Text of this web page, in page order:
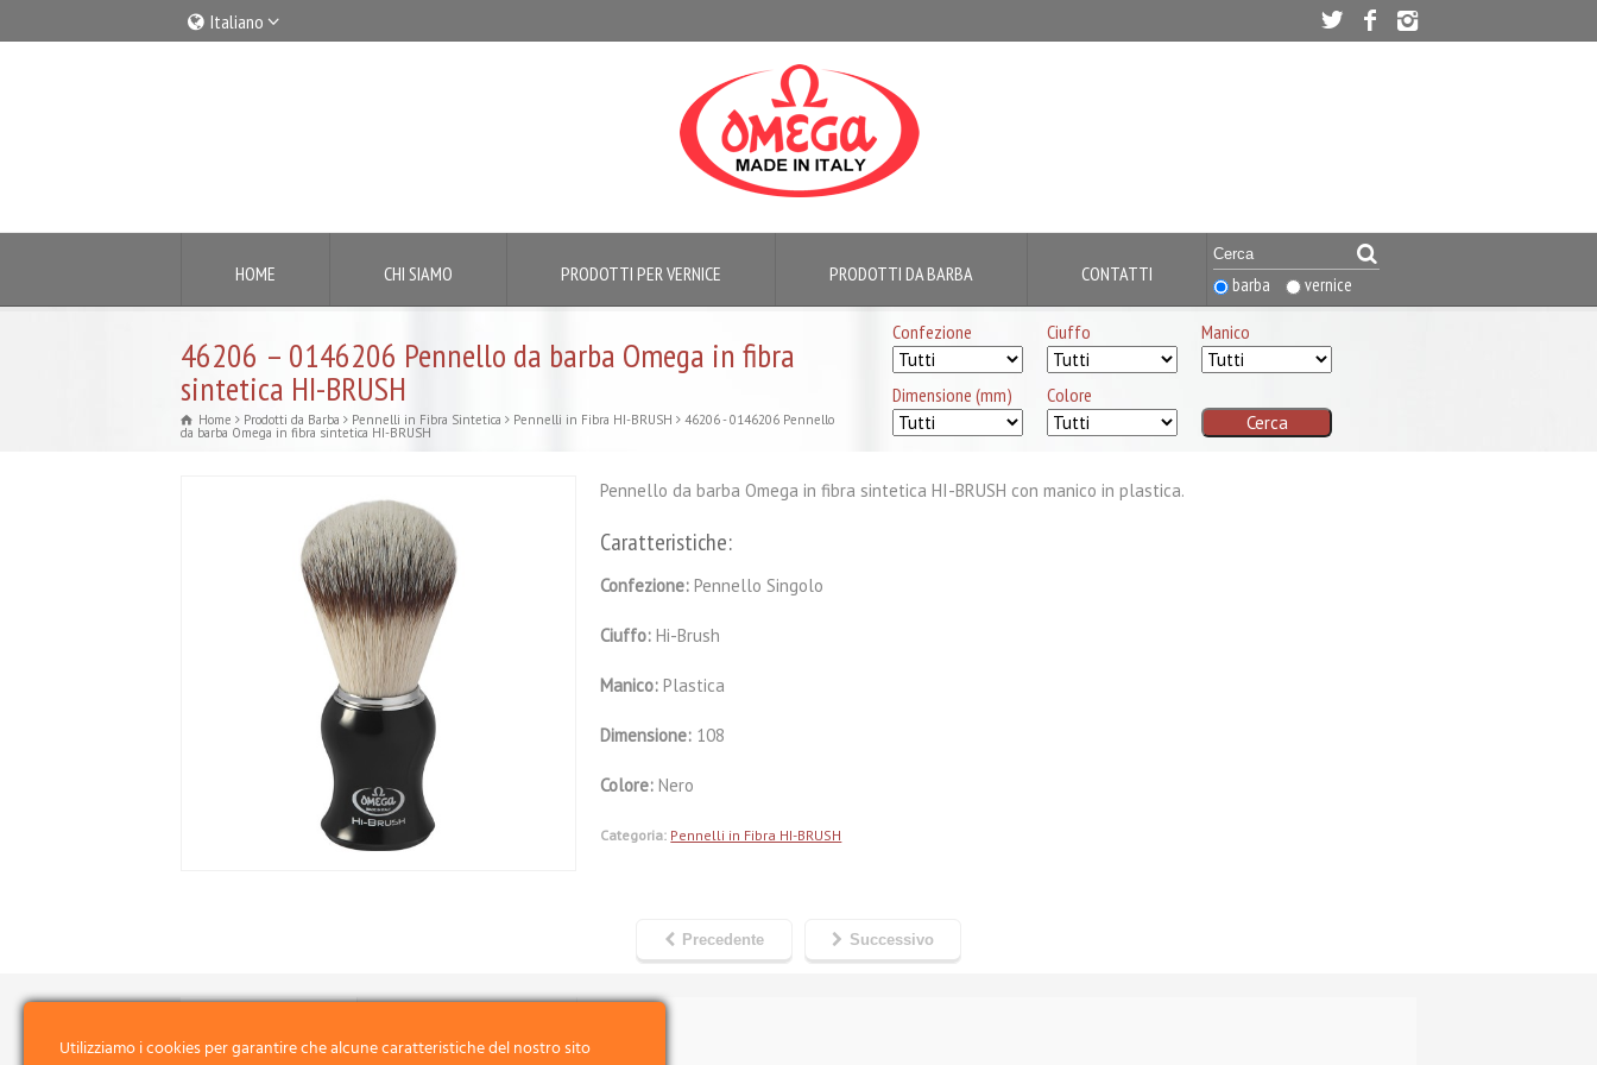
Italiano
HOME CHI SIAMO PRODOTTI PER VERNICE PRODOTTI DA BARBA CONTATTI barba vernice
46206 – 0146206 Pennello da barba Omega in fibra
sintetica HI-BRUSH
Home Prodotti da Barba Pennelli in Fibra Sintetica Pennelli in Fibra HI-BRUSH 46206 - 0146206 Pennello
da barba Omega in fibra sintetica HI-BRUSH
Confezione Ciuffo Manico
Dimensione (mm) Colore
Pennello da barba Omega in fibra sintetica HI-BRUSH con manico in plastica.
Caratteristiche:
Confezione:Pennello Singolo
Ciuffo:Hi-Brush
Manico:Plastica
Dimensione: 108
Colore:Nero
Categoria: Pennelli in Fibra HI-BRUSH
Precedente Successivo
Utilizziamo i cookies per garantire che alcune caratteristiche del nostro sito